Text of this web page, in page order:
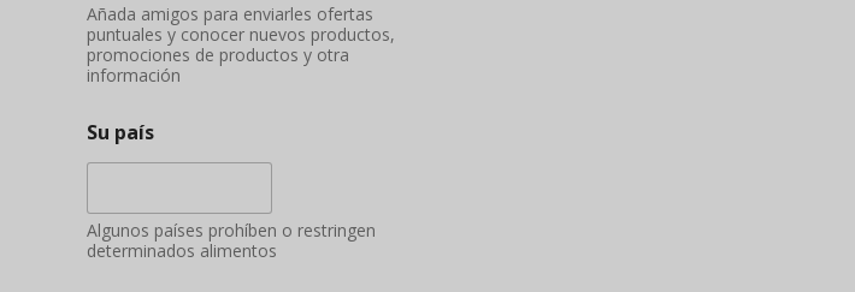
Añada amigos para enviarles ofertas
puntuales y conocer nuevos productos,
promociones de productos y otra
información
Su país
Algunos países prohíben o restringen
determinados alimentos